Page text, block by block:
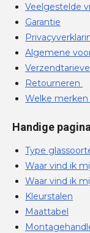
Veelgestelde
Garantie
Algemene
Retourneren
Welke merken
Handige
Type
Waar vind ik
Waar vind ik
Kleurstalen
Maattabel